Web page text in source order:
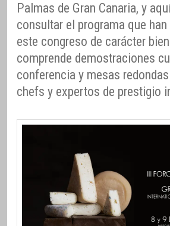
Palmas de Gran Canaria, y
consultar el programa que
este congreso de carácter
comprende demostraciones
conferencia y mesas
chefs y expertos de prestigio